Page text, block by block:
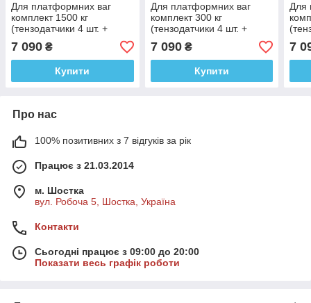
Для платформних ваг
комплект 1500 кг
(тензодатчики 4 шт. +
коробка + кабель 3 м +
БЕЗДРОТОВИЙ Україна)
7 090 ₴
Купити
Для платформних ваг
комплект 300 кг
(тензодатчики 4 шт. +
коробка + кабель 3 м +
Keli XK3118Т1 RS232)
7 090₴
Купити
Для
Keli
7
Про нас
100% позитивних з 7 відгуків за рік
Працює з 21.03.2014
м. Шостка
вул. Робоча 5, Шостка, Україна
Контакти
Сьогодні працює з 09:00 до 20:00
Показати весь графік роботи